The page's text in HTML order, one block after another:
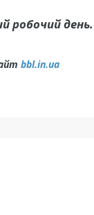
робочий день.
bbl.in.ua